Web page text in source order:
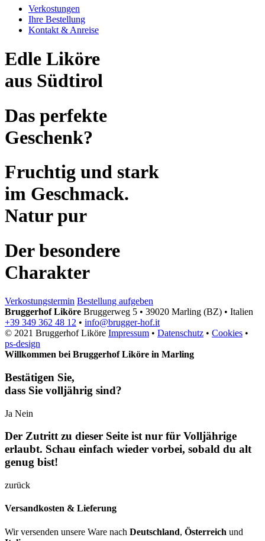
Verkostungen
Ihre Bestellung
Kontakt & Anreise
Edle Liköre
aus Südtirol
Das perfekte
Geschenk?
Fruchtig und stark
im Geschmack.
Natur pur
Der besondere
Charakter
Verkostungstermin Bestellung aufgeben
Bruggerhof Liköre Bruggerweg 5 • 39020 Marling (BZ) • Italien
+39 349 362 48 12 • info@brugger-hof.it
© 2021 Bruggerhof Liköre Impressum • Datenschutz • Cookies •
ps-design
Willkommen bei Bruggerhof Liköre in Marling
Bestätigen Sie,
dass Sie volljährig sind?
Ja Nein
Der Zutritt zu dieser Seite ist nur für Volljährige
erlaubt. Schau einfach wieder vorbei, sobald du alt
genug bist!
zurück
Versandkosten & Lieferung
Wir versenden unsere Ware nach Deutschland, Österreich und